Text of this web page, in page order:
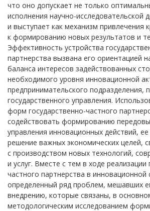
что оно допускает не только
исполнения научно-исследовательской
и выступает как механизм привлечения
к формированию новых результатов и
Эффективность устройства
партнерства вызвана его ориентацией
баланса интересов задействованных
необходимого уровня инновационной
предпринимательского подразделения,
государственного управления.
форм государственно-частного
содействовать формированию
управления инновационных действий,
решение важных экономических целей,
с производством новых технологий,
и услуг. Вместе с тем в ходе реализации
частного партнерства в инновационной
определенный ряд проблем, мешавших
внедрению, которые связаны, в
методологическим исследованием